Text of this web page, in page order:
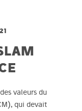
valeurs du
qui devait